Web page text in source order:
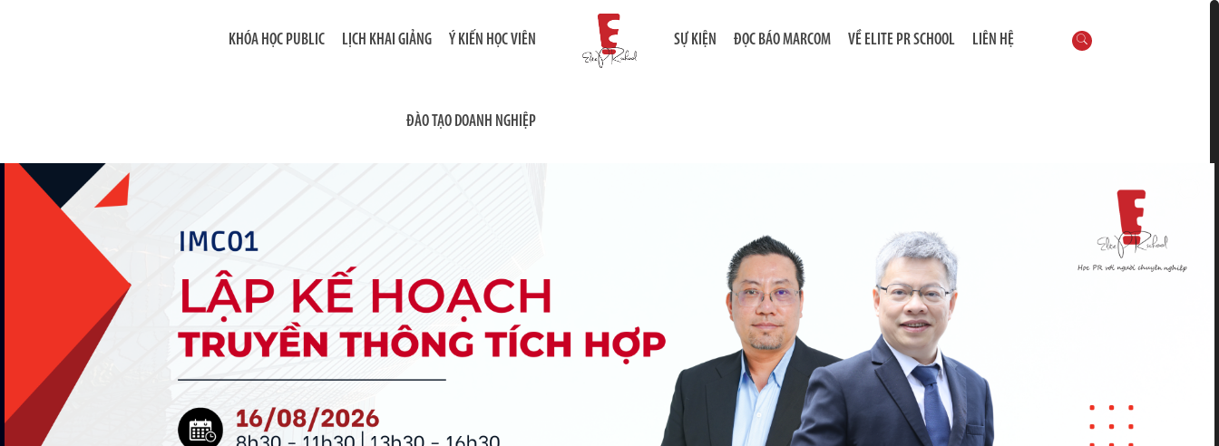
KHÓA HỌC PUBLIC LỊCH KHAI GIẢNG Ý KIẾN HỌC VIÊN
ĐÀO TẠO DOANH NGHIỆP
SỰ KIỆN ĐỌC BÁO MARCOM VỀ ELITE PR SCHOOL LIÊN HỆ